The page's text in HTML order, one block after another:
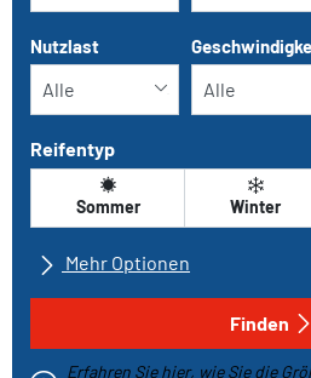
Nutzlast
Reifentyp
Sommer Winter
Mehr Optionen
Alle Marken
Finden
Erfahren Sie hier, wie Sie die